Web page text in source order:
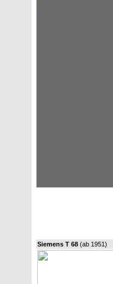
Siemens T 68 (ab 1951)